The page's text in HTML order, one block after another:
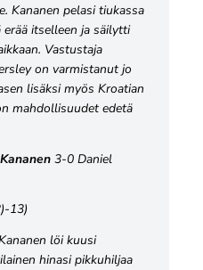
Kananen pelasi tiukassa
erää itselleen ja säilytti
Vastustaja
on varmistanut jo
lisäksi myös Kroatian
mahdollisuudet edetä
3-0 Daniel
13)
löi kuusi
hinasi pikkuhiljaa